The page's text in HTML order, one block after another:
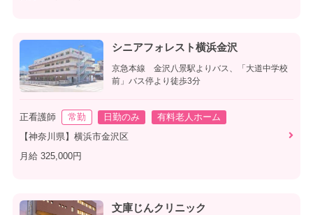
シニアフォレスト横浜金沢
京急本線 金沢八景駅よりバス、「大道中学校
前」バス停より徒歩3分
正看護師 常勤 日勤のみ
有料老人ホーム
【神奈川県】横浜市金沢区
月給 325,000円
文庫じんクリニック